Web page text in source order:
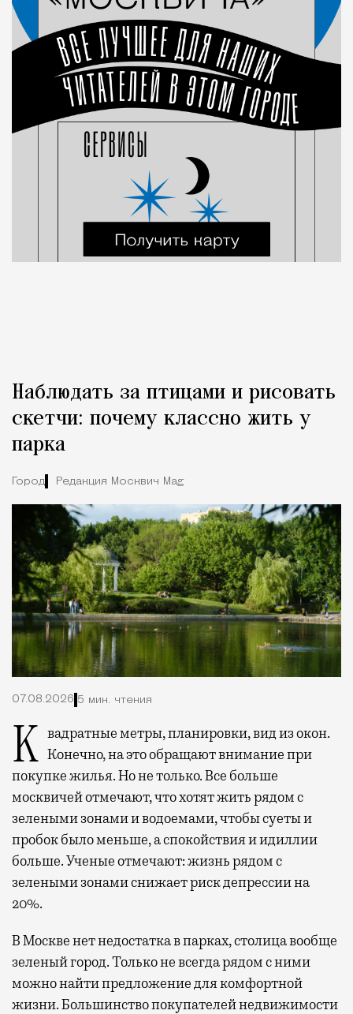
Наблюдать за птицами и рисовать
скетчи: почему классно жить у
парка
Город Редакция Москвич Mag
07.08.2026 5 мин. чтения
Квадратные метры, планировки, вид из окон. Конечно, на это обращают внимание при
покупке жилья. Но не только. Все больше
москвичей отмечают, что хотят жить рядом с
зелеными зонами и водоемами, чтобы суеты и
пробок было меньше, а спокойствия и идиллии
больше. Ученые отмечают: жизнь рядом с
зелеными зонами снижает риск депрессии на
20%.
В Москве нет недостатка в парках, столица вообще
зеленый город. Только не всегда рядом с ними
можно найти предложение для комфортной
жизни. Большинство покупателей недвижимости